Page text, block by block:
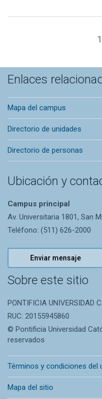
1
Enlaces
Mapa del campus
Directorio de unidades
Directorio de personas
Ubicación y
Campus principal
Av. Universitaria 1801, San
Teléfono: (511) 626-2000
Enviar mensaje
Sobre este sitio
PONTIFICIA UNIVERSIDAD
RUC: 20155945860
© Pontificia Universidad
reservados
Términos y condiciones del
Mapa del sitio